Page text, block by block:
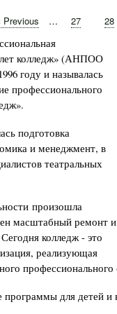
Previous … Page
27 28
колледж» (АНПОО
году и называлась
профессионального
подготовка
и менеджмент, в
театральных
произошла
масштабный ремонт и
колледж - это
реализующая
профессионального
для детей